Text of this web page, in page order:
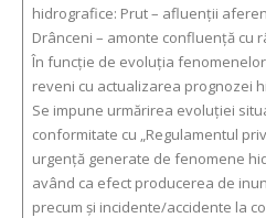
hidrografice: Prut – afluenții
Drânceni – amonte confluență cu
În funcție de evoluția
reveni cu actualizarea prognozei
Se impune urmărirea evoluției
conformitate cu „Regulamentul
urgență generate de fenomene
având ca efect producerea de
precum și incidente/accidente la